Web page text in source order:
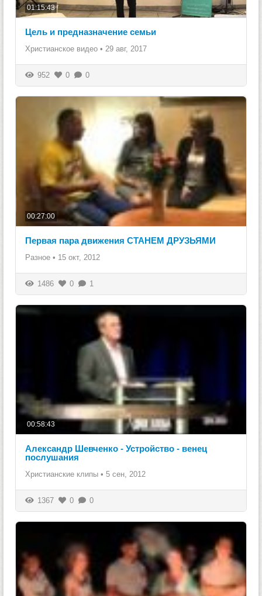
01:15:43
Цель и предназначение семьи
Христианское видео • 29 авг, 2017
952 0 0
00:27:00
Первая пара движения СТАНЕМ ДРУЗЬЯМИ
Разное • 15 окт, 2012
1486 0 1
00:58:43
Александр Шевченко - Устройство - венец
послушания
Христианские клипы • 5 сен, 2012
1367 0 0